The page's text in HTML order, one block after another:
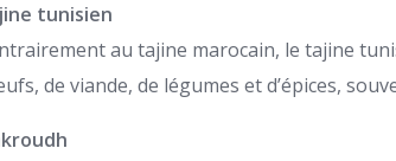
tunisien
au tajine marocain, le tajine
de viande, de légumes et d’épices,